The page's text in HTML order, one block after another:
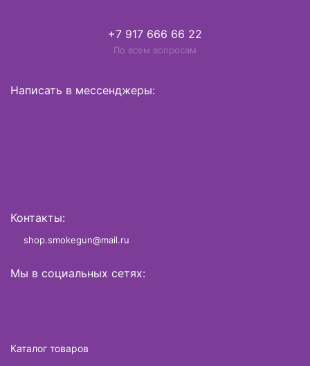
+7 917 666 66 22
По всем вопросам
Написать в мессенджеры:
Контакты:
shop.smokegun@mail.ru
Мы в социальных сетях:
Каталог товаров